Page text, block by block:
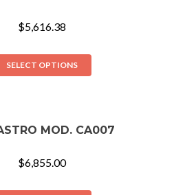
$5,616.38
SELECT OPTIONS
MOD. CA007
$6,855.00